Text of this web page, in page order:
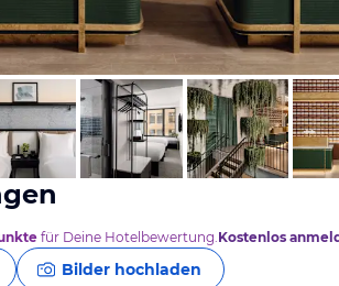
für Deine Hotelbewertung.Kostenlos
Bilder hochladen